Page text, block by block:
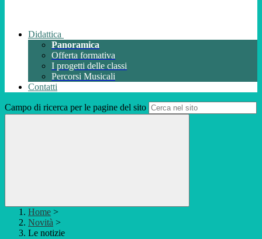
Didattica
Panoramica
Offerta formativa
I progetti delle classi
Percorsi Musicali
Contatti
Campo di ricerca per le pagine del sito
Home >
Novità >
Le notizie